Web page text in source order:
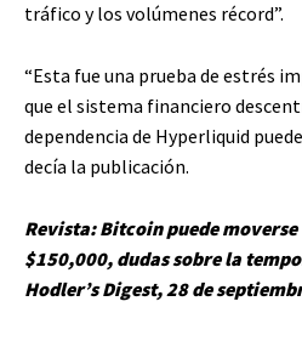
tráfico y los volúmenes récord”.
“Esta fue una prueba de estrés
que el sistema financiero
dependencia de Hyperliquid
decía la publicación.
Revista:Bitcoin puede
$150,000, dudas sobre la
Hodler’s Digest, 28 de